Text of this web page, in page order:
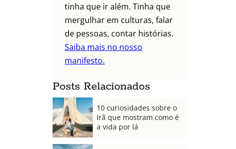
tinha que ir além. Tinha que
mergulhar em culturas, falar
de pessoas, contar histórias.
Saiba mais no nosso
manifesto.
Posts Relacionados
10 curiosidades sobre o
Irã que mostram como é
a vida por lá